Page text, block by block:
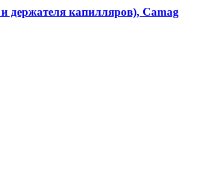
держателя капилляров), Camag